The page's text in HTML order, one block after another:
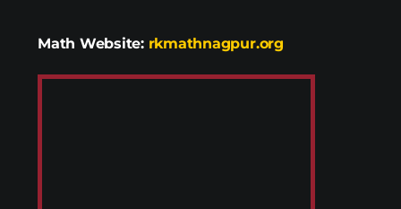
Math Website: rkmathnagpur.org